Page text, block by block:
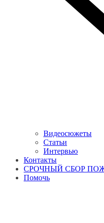
Видеосюжеты
Статьи
Интервью
Контакты
СРОЧНЫЙ СБОР
Помочь